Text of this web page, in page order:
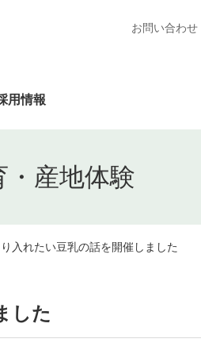
用情報
お問い合わせ
産地体験
入れたい豆乳の話を開催しました
した